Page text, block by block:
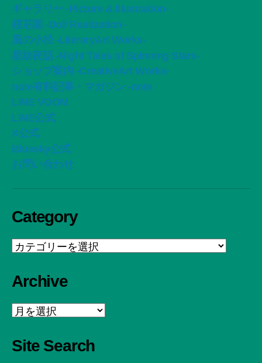
ギャラリー -Picture & Illustration-
桜荘園 -Doll Realization-
風の小径 -LiteraryArt Works-
星紡夜話 -Night Tales of Spinning Stars-
ショップ案内 -CreativeArt Works-
note有料記事・マガジン -note
LINE VOOM
LINE公式
X公式
Bluesky公式
お問い合わせ
Category
Category
Archive
Archive
Site Search